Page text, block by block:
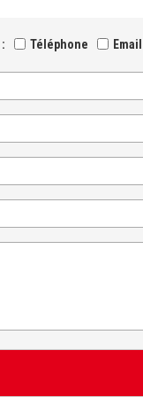
Téléphone Email